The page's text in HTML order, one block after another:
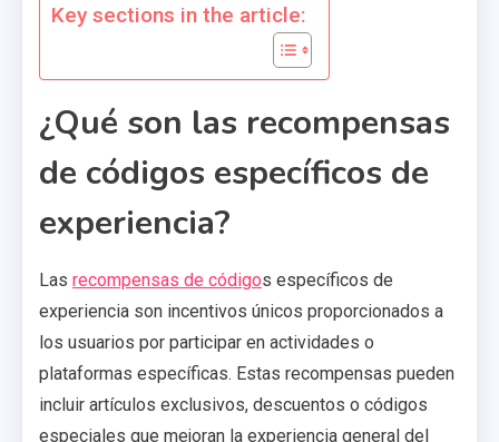
Key sections in the article:
¿Qué son las recompensas
de códigos específicos de
experiencia?
Las recompensas de códigos específicos de
experiencia son incentivos únicos proporcionados a
los usuarios por participar en actividades o
plataformas específicas. Estas recompensas pueden
incluir artículos exclusivos, descuentos o códigos
especiales que mejoran la experiencia general del